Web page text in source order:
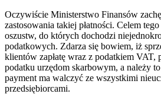
Oczywiście Ministerstwo Finansów
zastosowania takiej płatności. Celem
oszustw, do których dochodzi
podatkowych. Zdarza się bowiem, iż
klientów zapłatę wraz z podatkiem VAT,
podatku urzędom skarbowym, a należy
payment ma walczyć ze wszystkimi
przedsiębiorcami.